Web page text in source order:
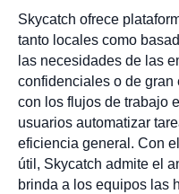
Skycatch ofrece
tanto locales como
las necesidades de las
confidenciales o de gran
con los flujos de trabajo
usuarios automatizar
eficiencia general. Con
útil, Skycatch admite el
brinda a los equipos las